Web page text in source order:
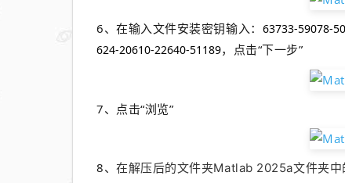
6、在输入文件安装密钥输入： 63733-59078-
624-20610-22640-51189，点击“下一步”
7、 点击“浏览”
8、在解压后的文件夹Matlab 2025a文件夹